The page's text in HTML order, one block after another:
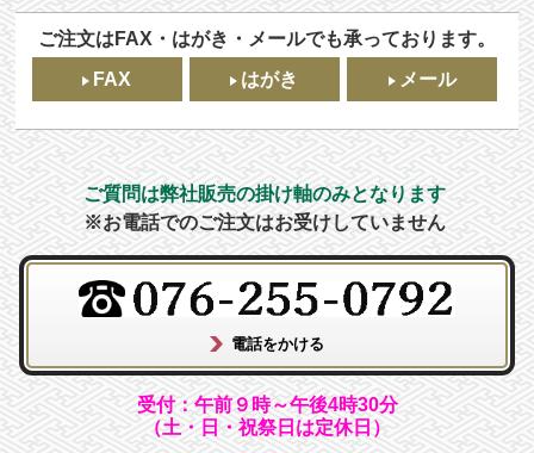
ご注文はFAX・はがき・メールでも承っております。
FAX
はがき メール
ご質問は弊社販売の掛け軸のみとなります
※お電話でのご注文はお受けしていません
受付：午前９時～午後4時30分
（土・日・祝祭日は定休日）